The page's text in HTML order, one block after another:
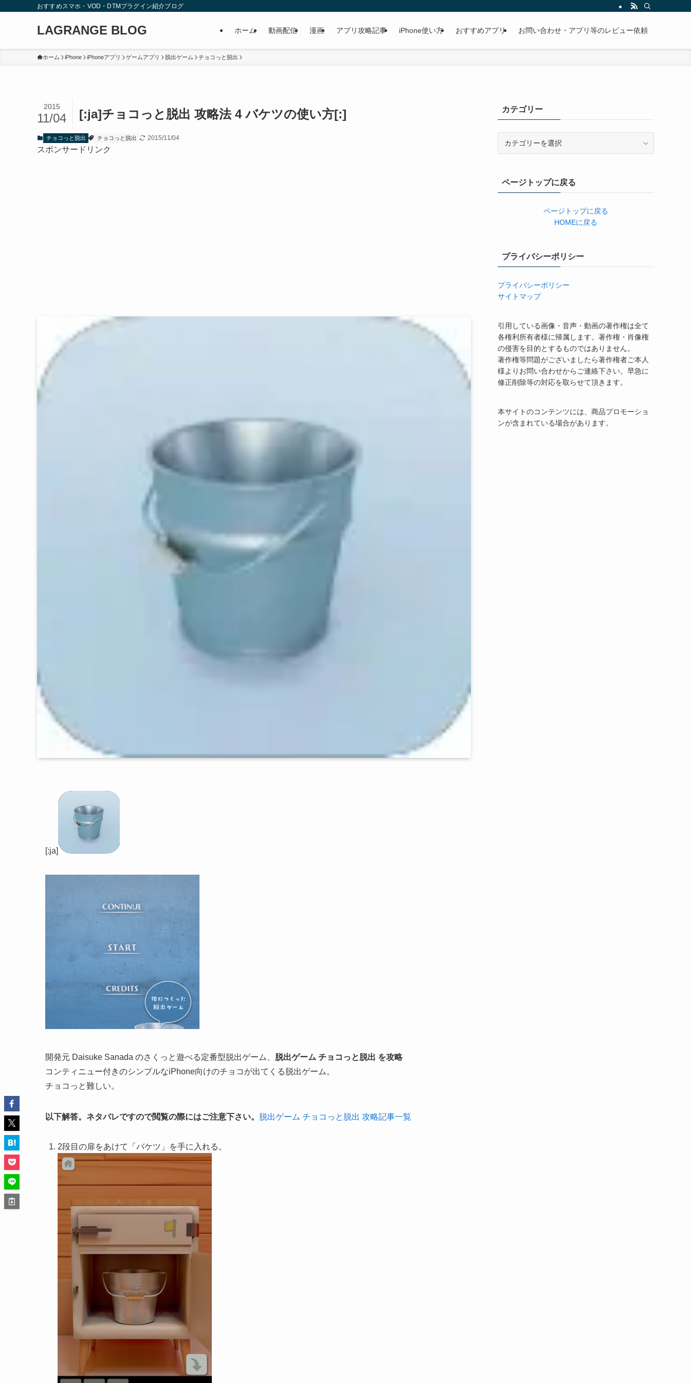
おすすめスマホ・VOD・DTMプラグイン紹介ブログ
LAGRANGE BLOG ホーム 動画配信 漫画 アプリ攻略記事 iPhone使い方 おすすめアプリ お問い合わせ・アプリ等のレビュー依頼
ホーム iPhone iPhoneアプリ ゲームアプリ 脱出ゲーム チョコっと脱出
[:ja]チョコっと脱出 攻略法 4 バケツの使い方[:]
2015
11/04
チョコっと脱出 チョコっと脱出 2015/11/04
スポンサードリンク
[:ja]
開発元 Daisuke Sanada のさくっと遊べる定番型脱出ゲーム、 脱出ゲーム チョコっと脱出 を攻略
コンティニュー付きのシンプルなiPhone向けのチョコが出てくる脱出ゲーム。
チョコっと難しい。
以下解答。ネタバレですので閲覧の際にはご注意下さい。 脱出ゲーム チョコっと脱出 攻略記事一覧
2段目の扉をあけて「バケツ」を手に入れる。
カテゴリー
ーページトップに戻る
ページトップに戻る
HOMEに戻る
プライバシーポリシー
プライバシーポリシー
サイトマップ
引用している画像・音声・動画の著作権は全て
各権利所有者様に帰属します。著作権・肖像権
の侵害を目的とするものではありません。
著作権等問題がございましたら著作権者ご本人
様よりお問い合わせからご連絡下さい。早急に
修正削除等の対応を取らせて頂きます。
本サイトのコンテンツには、商品プロモーショ
ンが含まれている場合があります。